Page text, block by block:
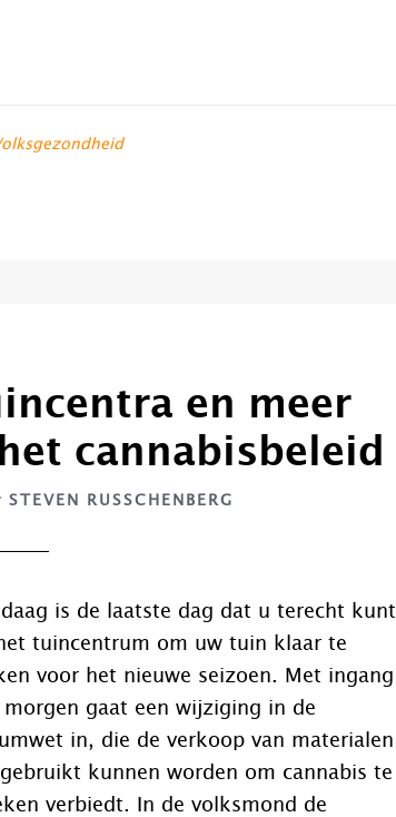
en meer
cannabisbeleid
STEVEN RUSSCHENBERG
is de laatste dag dat u terecht kunt
tuincentrum om uw tuin klaar te
voor het nieuwe seizoen. Met ingang
morgen gaat een wijziging in de
in, die de verkoop van materialen
kunnen worden om cannabis te
verbiedt. In de volksmond de